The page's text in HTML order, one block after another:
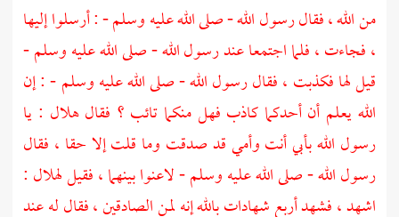
من الله ، فقال رسول الله - صلى الله عليه وسلم - : أرسلوا إليها
، فجاءت ، فلما اجتمعا عند رسول الله - صلى الله عليه وسلم -
قيل لها فكذبت ، فقال رسول الله - صلى الله عليه وسلم - : إن
الله يعلم أن أحدكما كاذب فهل منكما تائب ؟ فقالهلال : يا
رسول الله بأبي أنت وأمي قد صدقت وما قلت إلا حقا ، فقال
رسول الله - صلى الله عليه وسلم - لاعنوا بينهما ، فقيللهلال :
اشهد ، فشهد أربع شهادات بالله إنه لمن الصادقين ، فقال له عند